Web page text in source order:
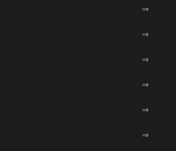
⇒
⇒
⇒
⇒
⇒
⇒